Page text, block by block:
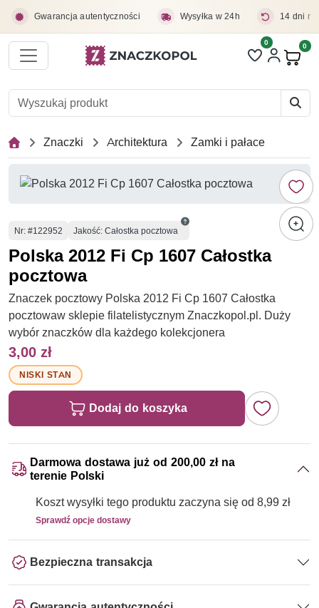
Gwarancja autentyczności Wysyłka w 24h 14 dni
Liczba pozycji
0 0
Znaczki Architektura Zamki i pałace
Numer
Nr: #122952 Jakość: Całostka pocztowa
Polska 2012 Fi Cp 1607 Całostka
pocztowa
Znaczek pocztowy Polska 2012 Fi Cp 1607 Całostka
pocztowaw sklepie filatelistycznym Znaczkopol.pl. Duży
wybór znaczków dla każdego kolekcjonera
3,00 zł
NISKI STAN
Dodaj do koszyka
Darmowa dostawa już od 200,00 zł na
terenie Polski
Koszt wysyłki tego produktu zaczyna się od 8,99 zł
Sprawdź opcje dostawy
Bezpieczna transakcja